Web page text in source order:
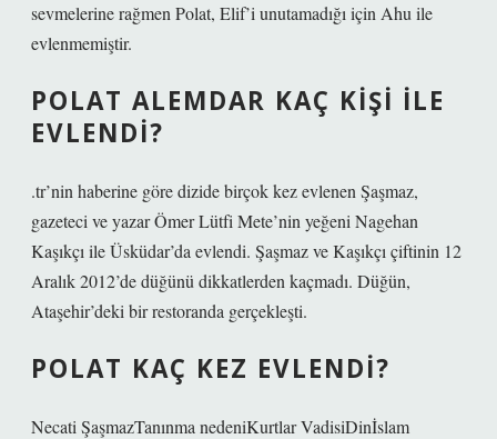
sevmelerine rağmen Polat, Elif’i unutamadığı için Ahu ile
evlenmemiştir.
POLAT ALEMDAR KAÇ KIŞI ILE
EVLENDI?
.tr’nin haberine göre dizide birçok kez evlenen Şaşmaz,
gazeteci ve yazar Ömer Lütfi Mete’nin yeğeni Nagehan
Kaşıkçı ile Üsküdar’da evlendi. Şaşmaz ve Kaşıkçı çiftinin 12
Aralık 2012’de düğünü dikkatlerden kaçmadı. Düğün,
Ataşehir’deki bir restoranda gerçekleşti.
POLAT KAÇ KEZ EVLENDI?
Necati ŞaşmazTanınma nedeniKurtlar VadisiDinİslam